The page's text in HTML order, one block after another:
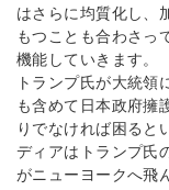
はさらに均質化し、
もつことも合わさっ
機能していきます。
トランプ氏が大統領
も含めて日本政府擁
りでなければ困ると
ディアはトランプ氏
がニューヨークへ飛